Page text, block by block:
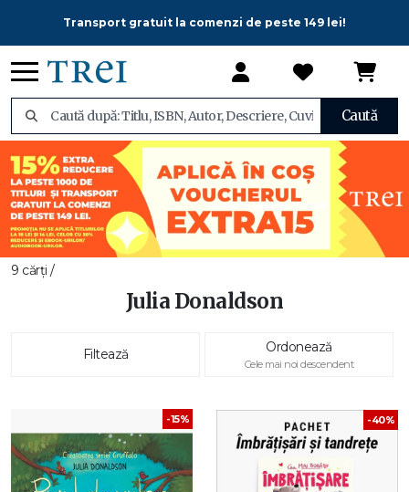
Transport gratuit la comenzi de peste 149 lei!
Caută
9 cărți /
Julia Donaldson
Filtează Ordonează
Cele mai noi descendent
-15% -40%